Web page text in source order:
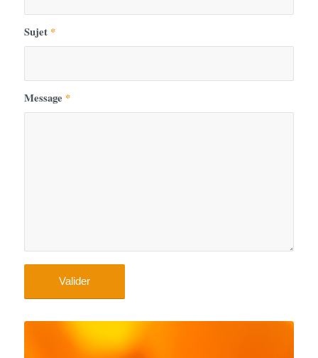
Sujet *
Message *